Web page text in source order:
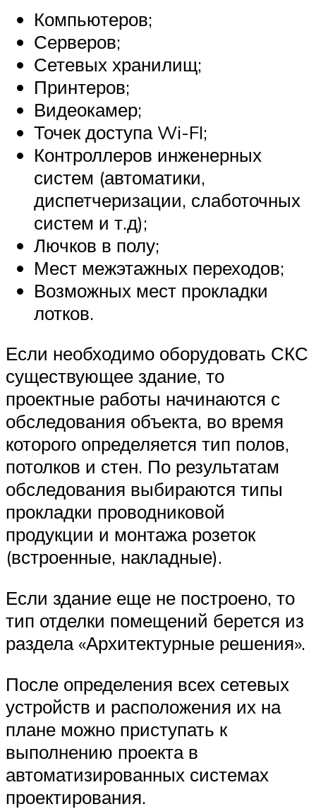
Компьютеров;
Серверов;
Сетевых хранилищ;
Принтеров;
Видеокамер;
Точек доступа Wi-FI;
Контроллеров инженерных
систем (автоматики,
диспетчеризации, слаботочных
систем и т.д);
Лючков в полу;
Мест межэтажных переходов;
Возможных мест прокладки
лотков.
Если необходимо оборудовать СКС
существующее здание, то
проектные работы начинаются с
обследования объекта, во время
которого определяется тип полов,
потолков и стен. По результатам
обследования выбираются типы
прокладки проводниковой
продукции и монтажа розеток
(встроенные, накладные).
Если здание еще не построено, то
тип отделки помещений берется из
раздела «Архитектурные решения».
После определения всех сетевых
устройств и расположения их на
плане можно приступать к
выполнению проекта в
автоматизированных системах
проектирования.